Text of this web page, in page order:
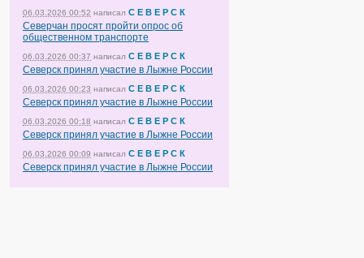
06.03.2026 00:52 написал С Е В Е Р С К
Северчан просят пройти опрос об
общественном транспорте
06.03.2026 00:37 написал С Е В Е Р С К
Северск принял участие в Лыжне России
06.03.2026 00:23 написал С Е В Е Р С К
Северск принял участие в Лыжне России
06.03.2026 00:18 написал С Е В Е Р С К
Северск принял участие в Лыжне России
06.03.2026 00:09 написал С Е В Е Р С К
Северск принял участие в Лыжне России